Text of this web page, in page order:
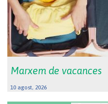
Marxem de vacances
10 agost, 2026